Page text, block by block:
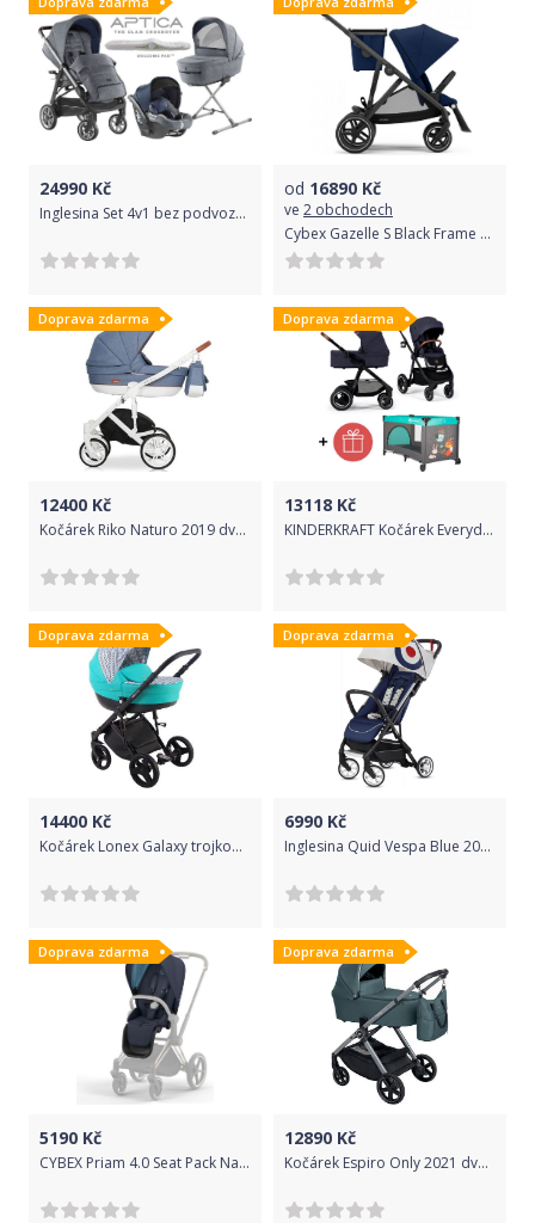
24990 Kč
Inglesina Set 4v1 bez podvozku Aptica Niagara Blue 2019
od 16890 Kč
ve 2 obchodech
Cybex Gazelle S Black Frame Navy Blue 2021
Doprava zdarma
12400 Kč
Kočárek Riko Naturo 2019 dvojkombinace Denim
Doprava zdarma
13118 Kč
KINDERKRAFT Kočárek Everyday 2v1 Denim + PETITE&MARS Postýlka cestovní Koot - Fox Aqua ZDARMA
Doprava zdarma
14400 Kč
Kočárek Lonex Galaxy trojkombinace G09
Doprava zdarma
6990 Kč
Inglesina Quid Vespa Blue 2020
Doprava zdarma
5190 Kč
CYBEX Priam 4.0 Seat Pack Nautical Blue
Doprava zdarma
12890 Kč
Kočárek Espiro Only 2021 dvojkombinace 05 Turquoise Island